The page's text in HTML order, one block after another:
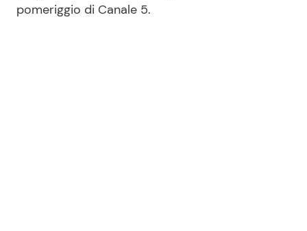
pomeriggio di Canale 5.